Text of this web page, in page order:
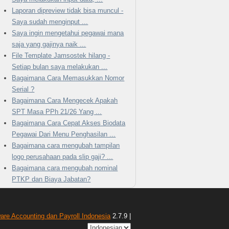
Laporan dipreview tidak bisa muncul -
Saya sudah menginput ...
Saya ingin mengetahui pegawai mana
saja yang gajinya naik ...
File Template Jamsostek hilang -
Setiap bulan saya melakukan ...
Bagaimana Cara Memasukkan Nomor
Serial ?
Bagaimana Cara Mengecek Apakah
SPT Masa PPh 21/26 Yang ...
Bagaimana Cara Cepat Akses Biodata
Pegawai Dari Menu Penghasilan ...
Bagaimana cara mengubah tampilan
logo perusahaan pada slip gaji? ...
Bagaimana cara mengubah nominal
PTKP dan Biaya Jabatan?
Accounting dan Payroll Indonesia 2.7.9 |